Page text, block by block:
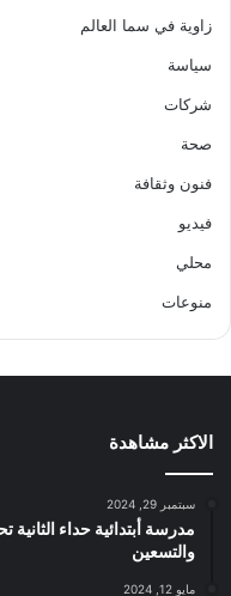
زاوية في سما العالم
سياسة
شركات
صحة
فنون وثقافة
فيديو
محلي
منوعات
الاكثر مشاهدة
سبتمبر 29, 2024
مدرسة أبتدائية حداء الثانية
والتسعين
مايو 12, 2024